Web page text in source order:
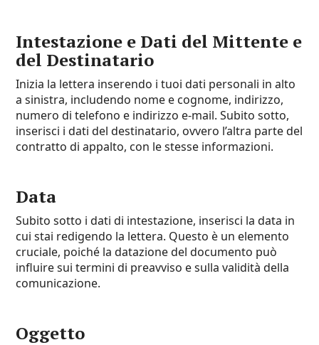
Intestazione e Dati del Mittente e
del Destinatario
Inizia la lettera inserendo i tuoi dati personali in alto
a sinistra, includendo nome e cognome, indirizzo,
numero di telefono e indirizzo e-mail. Subito sotto,
inserisci i dati del destinatario, ovvero l’altra parte del
contratto di appalto, con le stesse informazioni.
Data
Subito sotto i dati di intestazione, inserisci la data in
cui stai redigendo la lettera. Questo è un elemento
cruciale, poiché la datazione del documento può
influire sui termini di preavviso e sulla validità della
comunicazione.
Oggetto